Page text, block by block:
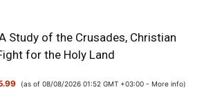
Study of the Crusades, Christian
for the Holy Land
(as of 08/08/2026 01:52 GMT +03:00 - More info)